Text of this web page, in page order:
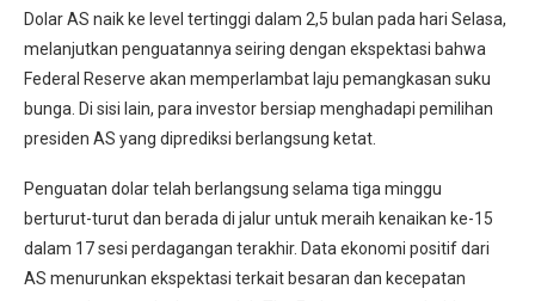
Dolar AS naik ke level tertinggi dalam 2,5 bulan pada hari Selasa,
melanjutkan penguatannya seiring dengan ekspektasi bahwa
Federal Reserve akan memperlambat laju pemangkasan suku
bunga. Di sisi lain, para investor bersiap menghadapi pemilihan
presiden AS yang diprediksi berlangsung ketat.
Penguatan dolar telah berlangsung selama tiga minggu
berturut-turut dan berada di jalur untuk meraih kenaikan ke-15
dalam 17 sesi perdagangan terakhir. Data ekonomi positif dari
AS menurunkan ekspektasi terkait besaran dan kecepatan